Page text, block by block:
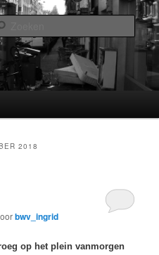
maken van…
2018
bwv_ingrid
op het plein vanmorgen